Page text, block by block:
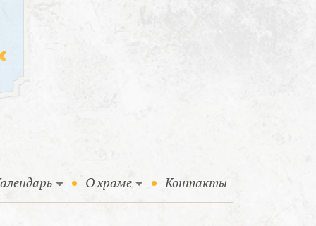
О храме Контакты